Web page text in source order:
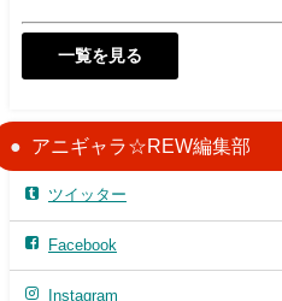
一覧を見る
アニギャラ☆REW編集部
ツイッター
Facebook
Instagram